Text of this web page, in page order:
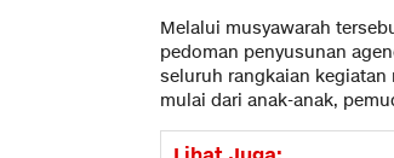
Melalui musyawarah
pedoman penyusunan
seluruh rangkaian kegiatan
mulai dari anak-anak,